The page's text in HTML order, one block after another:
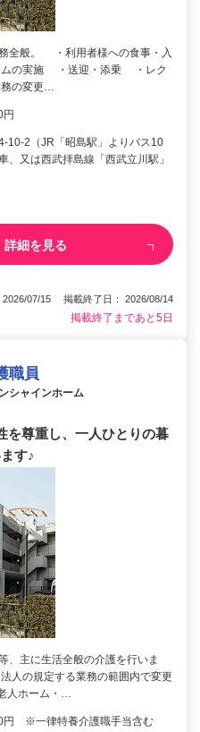
全般。 ・利用者様への食事・入
の実施 ・送迎・添乗 ・レク
の変更…
円
10-2（JR「昭島駅」よりバス10
、又は西武拝島線「西武立川駅」
詳細を見る
2026/07/15 掲載終了日： 2026/08/14
掲載終了まであと5日
職員
シャインホーム
を尊重し、一人ひとりの暮
す♪
、主に生活全般の介護を行いま
人の規定する業務の範囲内で変更
人ホーム・…
円 ※一律特養介護職手当含む